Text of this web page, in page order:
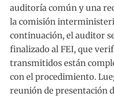
auditoría común y una
la comisión
continuación, el auditor
finalizado al FEI, que
transmitidos están
con el procedimiento.
reunión de presentación